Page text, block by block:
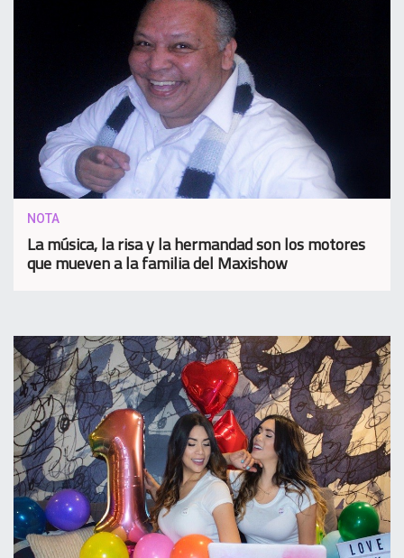
NOTA
La música, la risa y la hermandad son los motores
que mueven a la familia del Maxishow